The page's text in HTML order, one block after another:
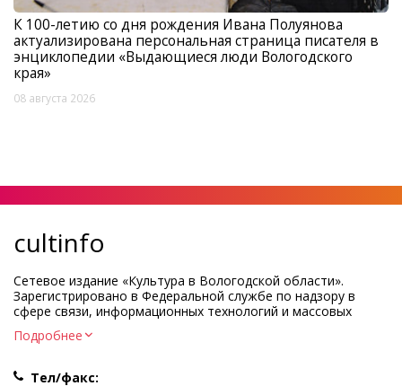
К 100-летию со дня рождения Ивана Полуянова
актуализирована персональная страница писателя в
энциклопедии «Выдающиеся люди Вологодского
края»
08 августа 2026
cultinfo
Сетевое издание «Культура в Вологодской области».
Зарегистрировано в Федеральной службе по надзору в
сфере связи, информационных технологий и массовых
Регистрационный номер и дата принятия решения о
Подробнее
Тел/факс: